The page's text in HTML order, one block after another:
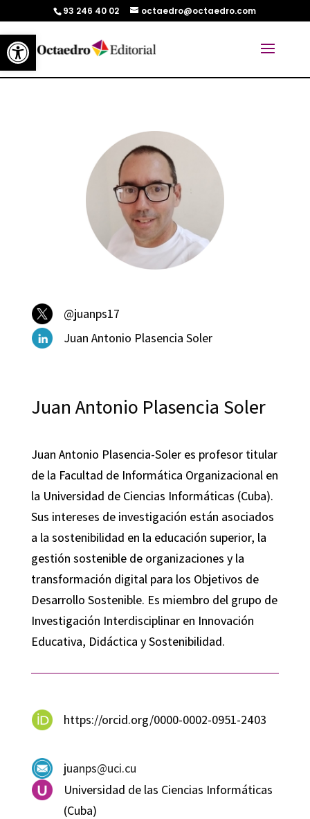
Abrir barra de herramientas
93 246 40 02 octaedro@octaedro.com
@juanps17
Juan Antonio Plasencia Soler
Juan Antonio Plasencia Soler
Juan Antonio Plasencia-Soler es profesor titular
de la Facultad de Informática Organizacional en
la Universidad de Ciencias Informáticas (Cuba).
Sus intereses de investigación están asociados
a la sostenibilidad en la educación superior, la
gestión sostenible de organizaciones y la
transformación digital para los Objetivos de
Desarrollo Sostenible. Es miembro del grupo de
Investigación Interdisciplinar en Innovación
Educativa, Didáctica y Sostenibilidad.
https://orcid.org/0000-0002-0951-2403
juanps@uci.cu
Universidad de las Ciencias Informáticas
(Cuba)